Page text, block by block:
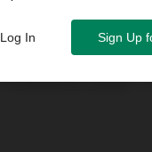
，從初中起已迷上
技始終無法更進一
Sign Up
Log In